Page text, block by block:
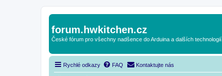
forum.hwkitchen.cz
České fórum pro všechny nadšence do Arduina a dalších technologií.
Rychlé odkazy FAQ Kontaktujte nás